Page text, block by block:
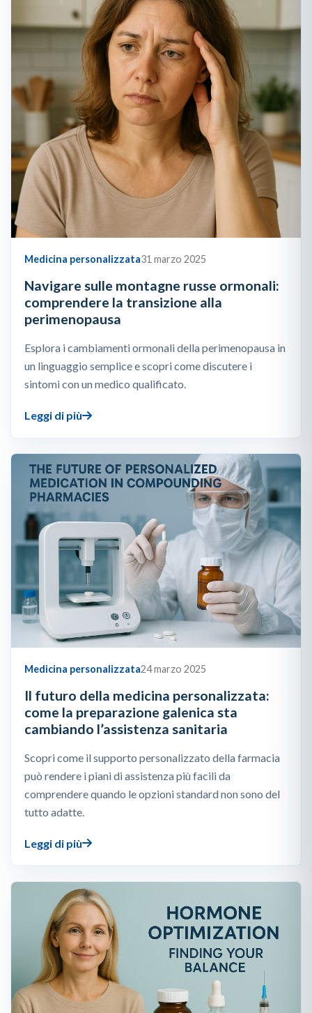
Medicina personalizzata31 marzo 2025
Navigare sulle montagne russe ormonali:
comprendere la transizione alla
perimenopausa
Esplora i cambiamenti ormonali della perimenopausa in
un linguaggio semplice e scopri come discutere i
sintomi con un medico qualificato.
Leggi di più
Medicina personalizzata24 marzo 2025
Il futuro della medicina personalizzata:
come la preparazione galenica sta
cambiando l’assistenza sanitaria
Scopri come il supporto personalizzato della farmacia
può rendere i piani di assistenza più facili da
comprendere quando le opzioni standard non sono del
tutto adatte.
Leggi di più